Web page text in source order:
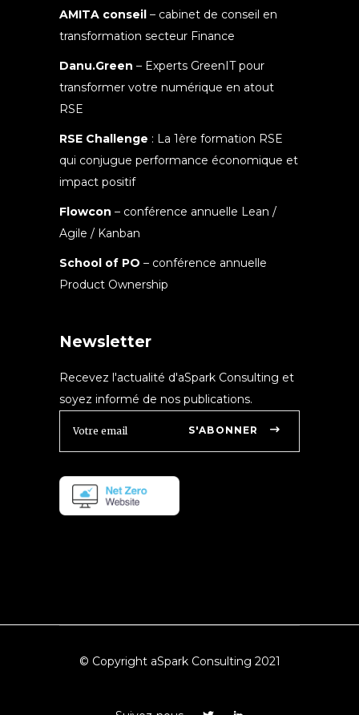
AMITA conseil – cabinet de conseil en
transformation secteur Finance
Danu.Green – Experts GreenIT pour
transformer votre numérique en atout
RSE
RSE Challenge : La 1ère formation RSE
qui conjugue performance économique et
impact positif
Flowcon – conférence annuelle Lean /
Agile / Kanban
School of PO – conférence annuelle
Product Ownership
Newsletter
Recevez l'actualité d'aSpark Consulting et
soyez informé de nos publications.
S'ABONNER
© Copyright aSpark Consulting 2021